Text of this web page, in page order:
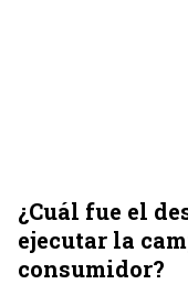
¿Cuál fue el
ejecutar la
consumidor?